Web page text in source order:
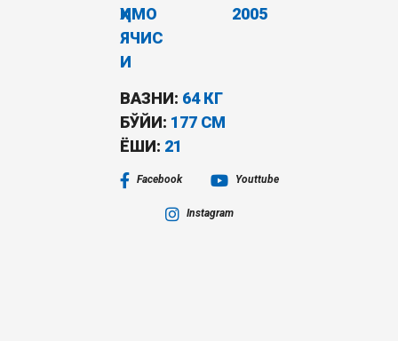
ҲИМО
ЯЧИС
И
2005
ВАЗНИ: 64 КГ
БЎЙИ: 177 СМ
ËШИ: 21
Facebook Youttube
Instagram